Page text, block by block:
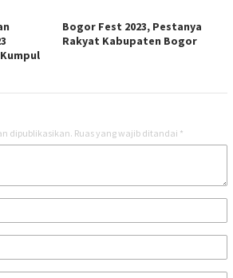
Bogor Fest 2023, Pestanya
Rakyat Kabupaten Bogor
dipublikasikan. Ruas yang wajib ditandai *